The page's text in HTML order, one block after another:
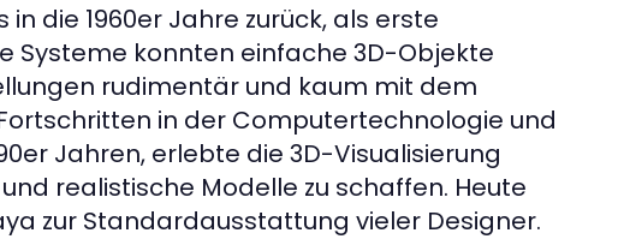
die 1960er Jahre zurück, als erste
Systeme konnten einfache 3D-Objekte
rudimentär und kaum mit dem
in der Computertechnologie und
Jahren, erlebte die 3D-Visualisierung
realistische Modelle zu schaffen. Heute
zur Standardausstattung vieler Designer.